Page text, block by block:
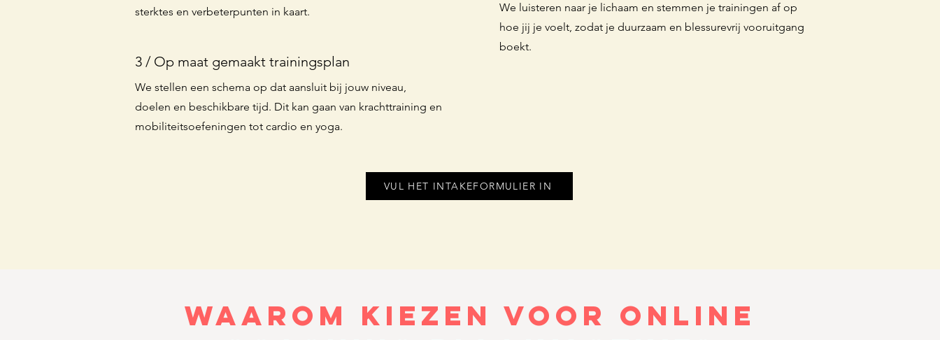
sterktes en verbeterpunten in kaart.
3 / Op maat gemaakt trainingsplan
We stellen een schema op dat aansluit bij jouw niveau,
doelen en beschikbare tijd. Dit kan gaan van krachttraining en
mobiliteitsoefeningen tot cardio en yoga.
We luisteren naar je lichaam en stemmen je trainingen af op
hoe jij je voelt, zodat je duurzaam en blessurevrij vooruitgang
boekt.
VUL HET INTAKEFORMULIER IN
Waarom kiezen voor online